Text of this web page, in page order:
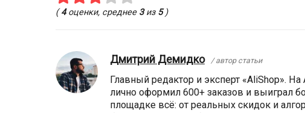
(4оценки, среднее 3из 5)
Дмитрий Демидко / автор статьи
Главный редактор и эксперт «AliShop».
лично оформил 600+ заказов и выиграл
площадке всё: от реальных скидок и